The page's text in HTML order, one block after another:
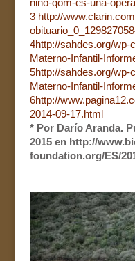
nino-qom-es-una-
3 http://
4http://sahdes.org/wp-
Materno-Infantil-
5http://sahdes.org/wp-
Materno-Infantil-
6http://
2014-09-17.html
* Por Darío Aranda.
2015 en http://
foundation.org/ES/